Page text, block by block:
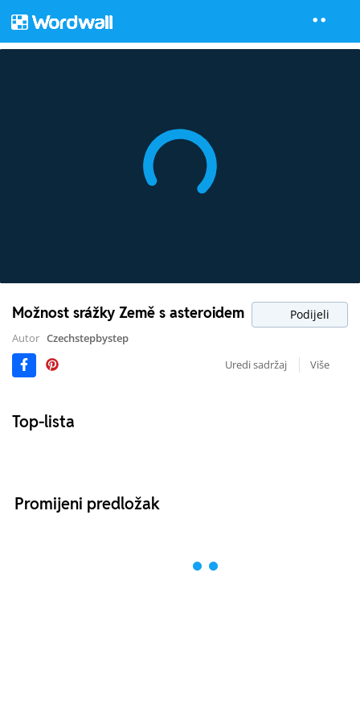
Možnost srážky Země s asteroidem Podijeli
Autor Czechstepbystep
Uredi sadržaj
Više
Top-lista
Promijeni predložak